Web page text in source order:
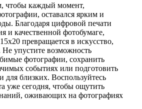
чтобы каждый момент,
оставался ярким и
Благодаря цифровой печати
и качественной фотобумаге,
превращается в искусство,
упустите возможность
фотографии, сохранить
событиях или подготовить
для близких. Воспользуйтесь
уже сегодня, чтобы ощутить
оживающих на фотографиях